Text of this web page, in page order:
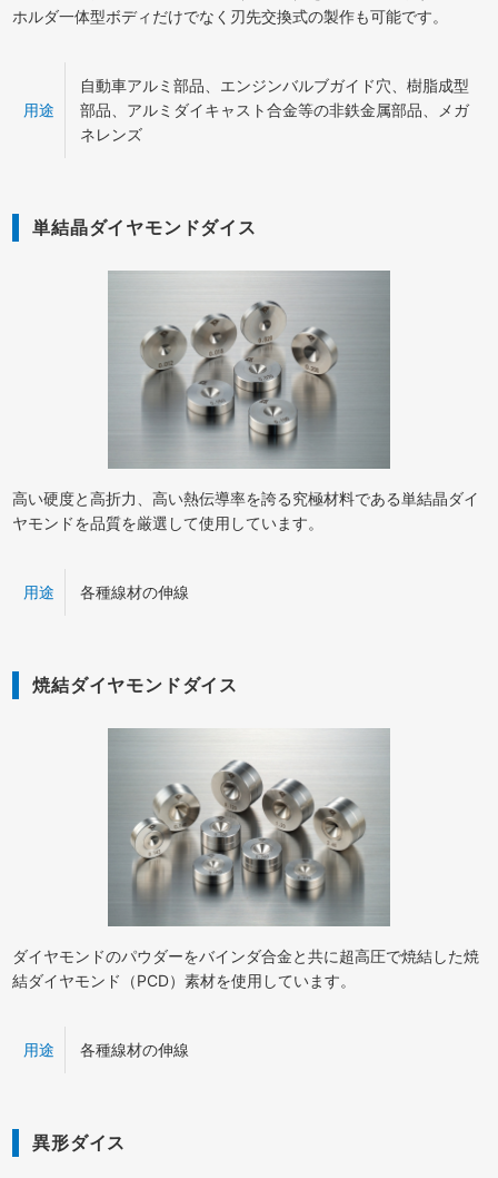
ホルダ一体型ボディだけでなく刃先交換式の製作も可能です。
用途
自動車アルミ部品、エンジンバルブガイド穴、樹脂成型
部品、アルミダイキャスト合金等の非鉄金属部品、メガ
ネレンズ
単結晶ダイヤモンドダイス
高い硬度と高折力、高い熱伝導率を誇る究極材料である単結晶ダイ
ヤモンドを品質を厳選して使用しています。
用途 各種線材の伸線
焼結ダイヤモンドダイス
ダイヤモンドのパウダーをバインダ合金と共に超高圧で焼結した焼
結ダイヤモンド（PCD）素材を使用しています。
用途 各種線材の伸線
異形ダイス